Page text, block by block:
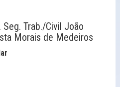
Seg. Trab./Civil João
Morais de Medeiros